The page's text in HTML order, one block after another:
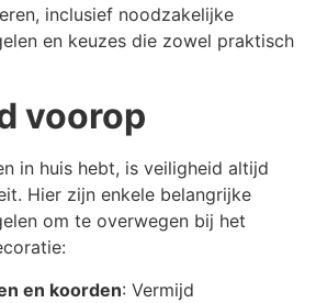
inclusief noodzakelijke
en keuzes die zowel praktisch
voorop
in huis hebt, is veiligheid altijd
Hier zijn enkele belangrijke
om te overwegen bij het
en koorden: Vermijd